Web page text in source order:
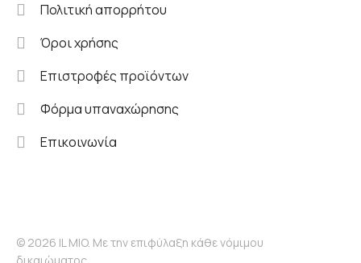
Πολιτική απορρήτου
Όροι χρήσης
Επιστροφές προϊόντων
Φόρμα υπαναχώρησης
Επικοινωνία
© 2026 IL MIO. Με την επιφύλαξη κάθε νόμιμου